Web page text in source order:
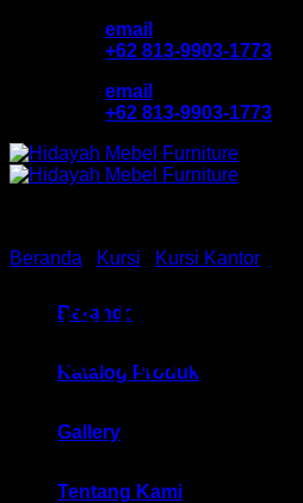
email
+62 813-9903-1773
email
+62 813-9903-1773
Beranda
Katalog Produk
Gallery
Tentang Kami
Beranda Kursi Kursi Kantor
Kursi Kantor
Chair HM